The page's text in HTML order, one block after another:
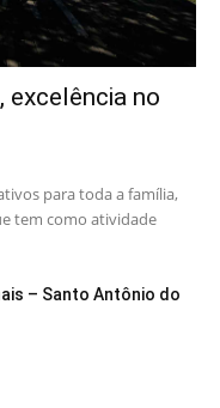
excelência no
para toda a família,
tem como atividade
– Santo Antônio do